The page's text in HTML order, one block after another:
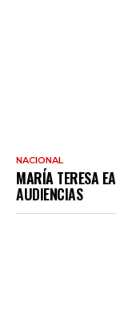
NACIONAL
MARÍA TERESA
AUDIENCIAS